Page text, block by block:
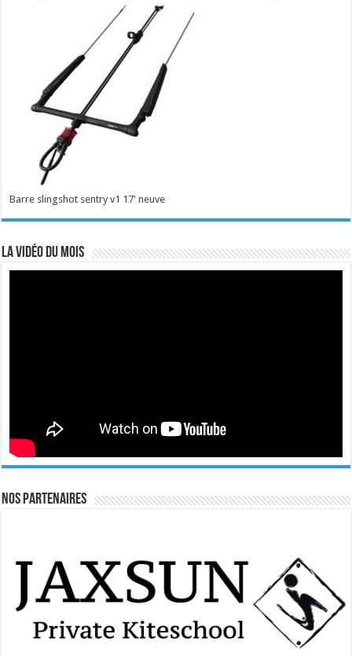
Barre slingshot sentry v1 17' neuve
La vidéo du mois
Nos Partenaires